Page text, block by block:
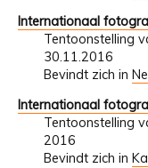
Internationaal
Tentoonstelling
30.11.2016
Bevindt zich in
Internationaal
Tentoonstelling
2016
Bevindt zich in